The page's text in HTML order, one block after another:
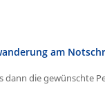
am
dann die gewünschte